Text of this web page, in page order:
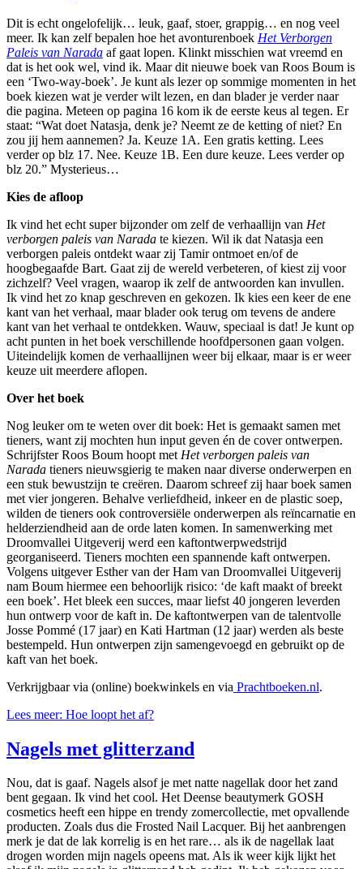
Dit is echt ongelofelijk… leuk, gaaf, stoer, grappig… en nog veel
meer. Ik kan zelf bepalen hoe het avonturenboek Het Verborgen
Paleis van Narada af gaat lopen. Klinkt misschien wat vreemd en
dat is het ook wel, vind ik. Maar dit nieuwe boek van Roos Boum is
een ‘Two-way-boek’. Je kunt als lezer op sommige momenten in het
boek kiezen wat je verder wilt lezen, en dan blader je verder naar
die pagina. Meteen op pagina 16 kom ik de eerste keus al tegen. Er
staat: “Wat doet Natasja, denk je? Neemt ze de ketting of niet? En
zou jij hem aannemen? Ja. Keuze 1A. Een gratis ketting. Lees
verder op blz 17. Nee. Keuze 1B. Een dure keuze. Lees verder op
blz 20.” Mysterieus…
Kies de afloop
Ik vind het echt super bijzonder om zelf de verhaallijn van Het
verborgen paleis van Narada te kiezen. Wil ik dat Natasja een
verborgen paleis ontdekt waar zij Tamir ontmoet en/of de
hoogbegaafde Bart. Gaat zij de wereld verbeteren, of kiest zij voor
zichzelf? Veel vragen, waarop ik zelf de antwoorden kan invullen.
Ik vind het zo knap geschreven en gekozen. Ik kies een keer de ene
kant van het verhaal, maar blader ook terug om tevens de andere
kant van het verhaal te ontdekken. Wauw, speciaal is dat! Je kunt op
acht punten in het boek verschillende hoofdpersonen gaan volgen.
Uiteindelijk komen de verhaallijnen weer bij elkaar, maar is er weer
keuze uit meerdere aflopen.
Over het boek
Nog leuker om te weten over dit boek: Het is gemaakt samen met
tieners, want zij mochten hun input geven én de cover ontwerpen.
Schrijfster Roos Boum hoopt met Het verborgen paleis van
Narada tieners nieuwsgierig te maken naar diverse onderwerpen en
een stuk bewustzijn te creëren. Daarom schreef zij haar boek samen
met vier jongeren. Behalve verliefdheid, inkeer en de plastic soep,
wilden de tieners ook controversiële onderwerpen als reïncarnatie en
helderziendheid aan de orde laten komen. In samenwerking met
Droomvallei Uitgeverij werd een kaftontwerpwedstrijd
georganiseerd. Tieners mochten een spannende kaft ontwerpen.
Volgens uitgever Esther van der Ham van Droomvallei Uitgeverij
nam Boum hiermee een behoorlijk risico: ‘de kaft maakt of breekt
een boek’. Het bleek een succes, maar liefst 40 jongeren leverden
hun ontwerp voor de kaft in. De kaftontwerpen van de talentvolle
Josse Pommé (17 jaar) en Kati Hartman (12 jaar) werden als beste
bestempeld. Hun ontwerpen zijn samengevoegd en gebruikt op de
kaft van het boek.
Verkrijgbaar via (online) boekwinkels en via Prachtboeken.nl.
Lees meer: Hoe loopt het af?
Nagels met glitterzand
Nou, dat is gaaf. Nagels alsof je met natte nagellak door het zand
bent gegaan. Ik vind het cool. Het Deense beautymerk GOSH
cosmetics heeft een hippe en trendy zomercollectie, met opvallende
producten. Zoals dus die Frosted Nail Lacquer. Bij het aanbrengen
merk je dat de lak korrelig is en het rare… als ik de nagellak laat
drogen worden mijn nagels opeens mat. Als ik weer kijk lijkt het